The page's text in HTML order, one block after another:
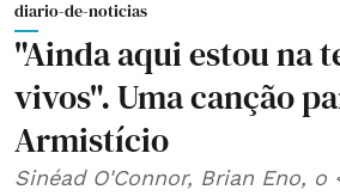
diario-de-noticias
"Ainda aqui estou na
vivos". Uma canção
Armistício
Sinéad O'Connor, Brian Eno, o